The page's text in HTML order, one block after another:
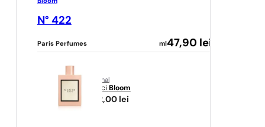
Bloom
N° 422
Paris Perfumes ml47,90 lei
original
Gucci Bloom
482,00 lei